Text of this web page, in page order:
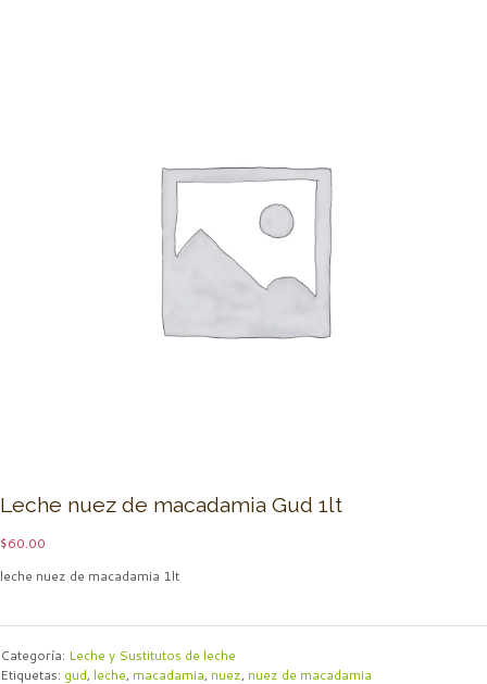
Leche nuez de macadamia Gud 1lt
$60.00
leche nuez de macadamia 1lt
Categoría: Leche y Sustitutos de leche
Etiquetas: gud, leche, macadamia, nuez, nuez de macadamia